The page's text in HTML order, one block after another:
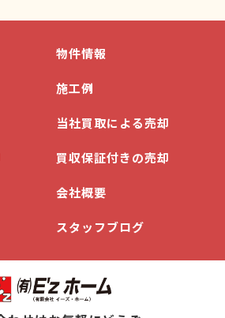
物件情報
施工例
当社買取による売却
買収保証付きの売却
会社概要
スタッフブログ